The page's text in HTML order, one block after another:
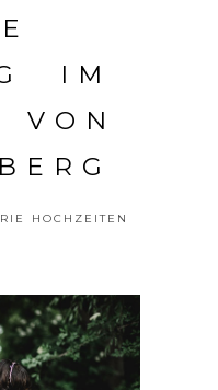
im
von
HOCHZEITEN